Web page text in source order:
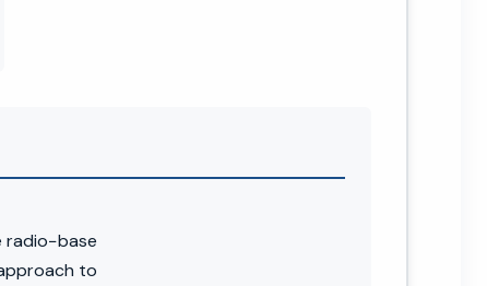
radio−base
to